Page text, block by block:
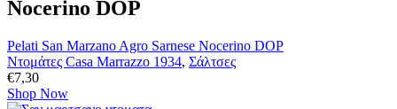
Nocerino DOP
Pelati San Marzano Agro Sarnese Nocerino DOP
Ντομάτες Casa Marrazzo 1934, Σάλτσες
€7,30
Shop Now